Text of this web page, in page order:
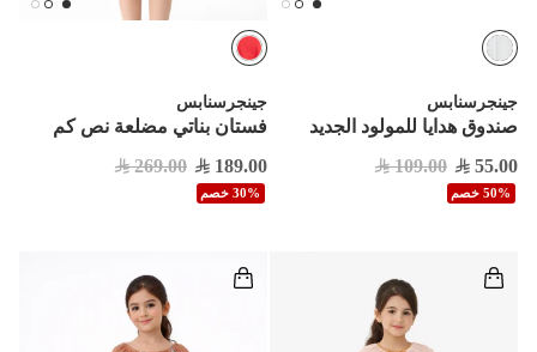
جينجرسنابس
صندوق هدايا للمولود الجديد
55.00
109.00
50% خصم
جينجرسنابس
فستان بناتي مضلعة نص كم
189.00
269.00
30% خصم